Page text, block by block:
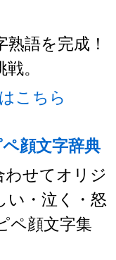
語を完成！
。
こちら
顔文字辞典
わせてオリジ
い・泣く・怒
ペ顔文字集